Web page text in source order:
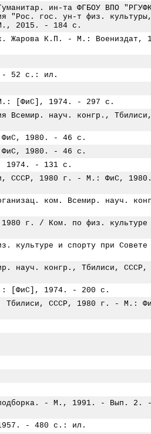
ин-та ФГБОУ ВПО
"Рос. гос. ун-т физ. культуры,
М., 2015. - 184 с.
Жарова К.П. - М.: Воениздат,
- 52 с.: ил.
М.: [ФиС], 1974. - 297 с.
Всемир. науч. конгр.,
ФиС, 1980. - 46 с.
ФиС, 1980. - 46 с.
1974. - 131 с.
СССР, 1980 г. - М.: ФиС,
ком. Всемир. науч.
1980 г. / Ком. по физ. культуре
культуре и спорту при Совете
науч. конгр., Тбилиси, СССР,
М.: [ФиС], 1974. - 200 с.
Тбилиси, СССР, 1980 г. - М.:
подборка. - М., 1991. - Вып. 2.
- 480 с.: ил.